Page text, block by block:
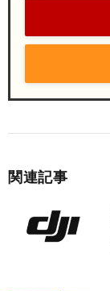
関連記事